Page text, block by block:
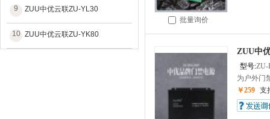
9 ZUU中优云联ZU-YL30
10 ZUU中优云联ZU-YK80
批量询价
ZUU中
型号:ZU-
为户外门
￥259 支